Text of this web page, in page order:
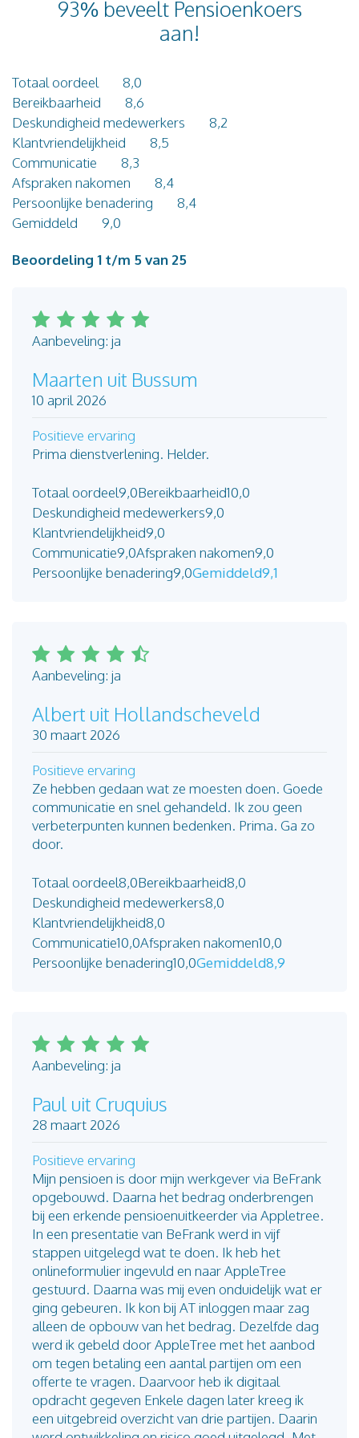
93% beveelt Pensioenkoers
aan!
Totaal oordeel
8,0
Bereikbaarheid
8,6
Deskundigheid medewerkers
8,2
Klantvriendelijkheid
8,5
Communicatie
8,3
Afspraken nakomen
8,4
Persoonlijke benadering
8,4
Gemiddeld
9,0
Beoordeling 1 t/m 5 van 25
Aanbeveling: ja
Maarten uit Bussum
10 april 2026
Positieve ervaring
Prima dienstverlening. Helder.
Totaal oordeel9,0Bereikbaarheid10,0
Deskundigheid medewerkers9,0
Klantvriendelijkheid9,0
Communicatie9,0Afspraken nakomen9,0
Persoonlijke benadering9,0Gemiddeld9,1
Aanbeveling: ja
Albert uit Hollandscheveld
30 maart 2026
Positieve ervaring
Ze hebben gedaan wat ze moesten doen. Goede
communicatie en snel gehandeld. Ik zou geen
verbeterpunten kunnen bedenken. Prima. Ga zo
door.
Totaal oordeel8,0Bereikbaarheid8,0
Deskundigheid medewerkers8,0
Klantvriendelijkheid8,0
Communicatie10,0Afspraken nakomen10,0
Persoonlijke benadering10,0Gemiddeld8,9
Aanbeveling: ja
Paul uit Cruquius
28 maart 2026
Positieve ervaring
Mijn pensioen is door mijn werkgever via BeFrank
opgebouwd. Daarna het bedrag onderbrengen
bij een erkende pensioenuitkeerder via Appletree.
In een presentatie van BeFrank werd in vijf
stappen uitgelegd wat te doen. Ik heb het
onlineformulier ingevuld en naar AppleTree
gestuurd. Daarna was mij even onduidelijk wat er
ging gebeuren. Ik kon bij AT inloggen maar zag
alleen de opbouw van het bedrag. Dezelfde dag
werd ik gebeld door AppleTree met het aanbod
om tegen betaling een aantal partijen om een
offerte te vragen. Daarvoor heb ik digitaal
opdracht gegeven Enkele dagen later kreeg ik
een uitgebreid overzicht van drie partijen. Daarin